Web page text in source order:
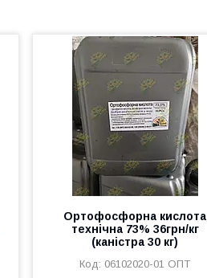
Ортофосфорна кислота
технічна 73% 36грн/кг
(каністра 30 кг)
06102020-01 ОПТ